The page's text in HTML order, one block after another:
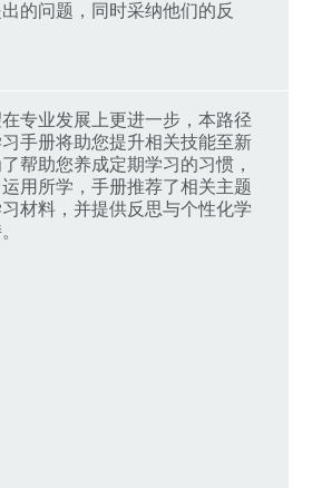
的问题，同时采纳他们的反
专业发展上更进一步，本路径
手册将助您提升相关技能至新
帮助您养成定期学习的习惯，
用所学，手册推荐了相关主题
材料，并提供反思与个性化学